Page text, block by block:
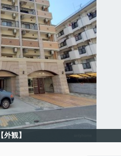
【外観】